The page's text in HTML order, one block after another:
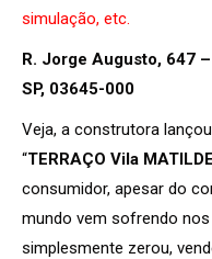
simulação, etc.
R. Jorge Augusto, 647
SP, 03645-000
Veja, a construtora
“TERRAÇO Vila MATILDE
consumidor, apesar do
mundo vem sofrendo
simplesmente zerou,